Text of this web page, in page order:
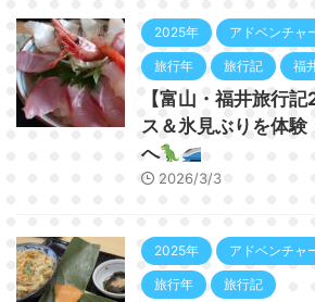
2025年 アドベンチャ
旅行年 旅行記 福
【富山・福井旅行
ス＆氷見ぶりを体験
へ
2026/3/3
2025年 アドベンチャ
旅行年 旅行記